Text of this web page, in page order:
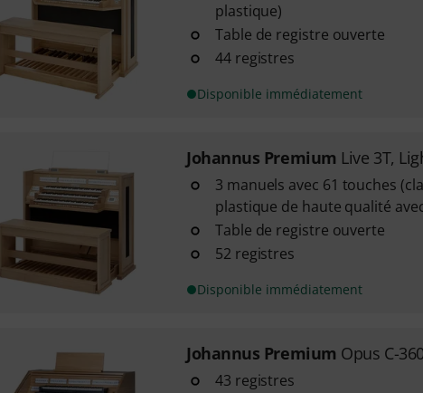
plastique)
Table de registre ouverte
44 registres
Disponible immédiatement
Johannus Premium Live 3T,
3 manuels avec 61 touches
plastique de haute qualité
Table de registre ouverte
52 registres
Disponible immédiatement
Johannus Premium Opus C-
43 registres